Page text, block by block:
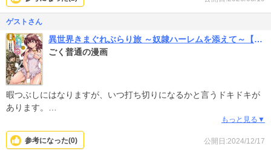
ゲストさん
異世界きまぐれぶらり旅 ～奴隷ハーレムを添えて～【白版】
ごく普通の漫画
暇つぶしにはなりますが、いつ打ち切りになるかと言うドキドキが
あります。
少年誌っぽい絵柄で、安定感はあるものの大量生産感があり、話も
どこかで何度も見た展開。
もっと見る▼
公開日:2024/12/17
参考になった(0)